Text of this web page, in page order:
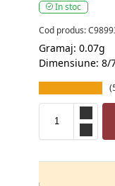
In stoc
Cod produs:
Gramaj: 0.07g
Dimensiune: 8/
(